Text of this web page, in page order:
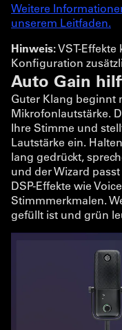
Weitere
unserem Leitfaden.
Hinweis:VST-
Konfiguration
Auto Gain
Guter Klang beginnt
Mikrofonlautstärke.
Ihre Stimme und
Lautstärke ein.
lang gedrückt,
und der Wizard
DSP-Effekte wie
Stimmmerkmalen.
gefüllt ist und grün